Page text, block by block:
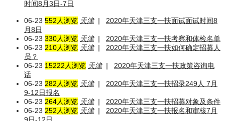
时间8月3日-7日
06-23 552人浏览 天津|
2020年天津三支一扶面试面试时间8
月8日
06-23 330人浏览 天津|
2020年天津三支一扶考察和体检名单
06-23 210人浏览 天津|
2020年天津三支一扶如何确定招募人
员？
06-23 15222人浏览 天津|
2020年天津三支一扶政策咨询电
话
06-23 282人浏览 天津|
2020年天津三支一扶招录249人 7月
9-12日报名
06-23 264人浏览 天津|
2020年天津三支一扶招募对象及条件
06-23 252人浏览 天津|
2020年天津三支一扶报名和审核7月